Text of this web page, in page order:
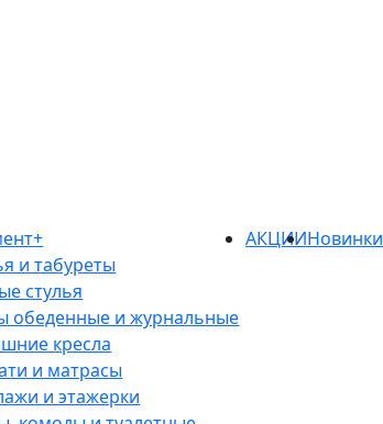
и табуреты
стулья
обеденные и журнальные
кресла
и матрасы
и этажерки
АКЦИИНовинки